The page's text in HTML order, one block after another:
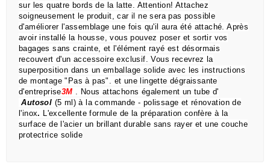
sur les quatre bords de la latte. Attention!Attachez
soigneusement le produit, car il ne sera pas possible
d'améliorer l'assemblage une fois qu'il aura été attaché.Après
avoir installé la housse, vous pouvez poser et sortir vos
bagages sans crainte, et l'élément rayé est désormais
recouvert d'un accessoire exclusif.Vous recevrez la
superposition dans un emballage solide avec les instructions
de montage "Pas à pas". et une lingette dégraissante
d'entreprise3M . Nous attachons également un tube d'
Autosol (5 ml) à la commande - polissage et rénovation de
l'inox. L'excellente formule de la préparation confère à la
surface de l'acier un brillant durable sans rayer et une couche
protectrice solide